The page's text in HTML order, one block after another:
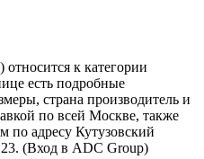
к категории
есть подробные
страна производитель и
по всей Москве, также
адресу Кутузовский
(Вход в ADC Group)